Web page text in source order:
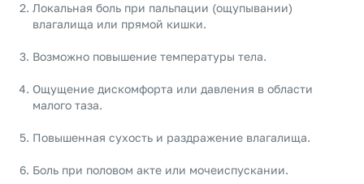
Локальная боль при пальпации (ощупывании)
влагалища или прямой кишки.
Возможно повышение температуры тела.
Ощущение дискомфорта или давления в области
малого таза.
Повышенная сухость и раздражение влагалища.
Боль при половом акте или мочеиспускании.